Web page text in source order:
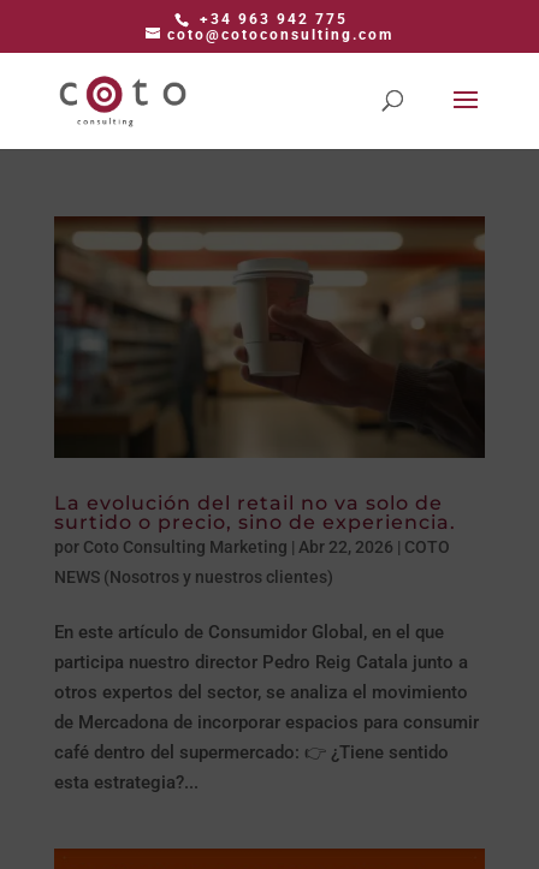
+34 963 942 775
coto@cotoconsulting.com
La evolución del retail no va solo de
surtido o precio, sino de experiencia.
por Coto Consulting Marketing | Abr 22, 2026 | COTO
NEWS (Nosotros y nuestros clientes)
En este artículo de Consumidor Global, en el que
participa nuestro director Pedro Reig Catala junto a
otros expertos del sector, se analiza el movimiento
de Mercadona de incorporar espacios para consumir
café dentro del supermercado: 👉 ¿Tiene sentido
esta estrategia?...